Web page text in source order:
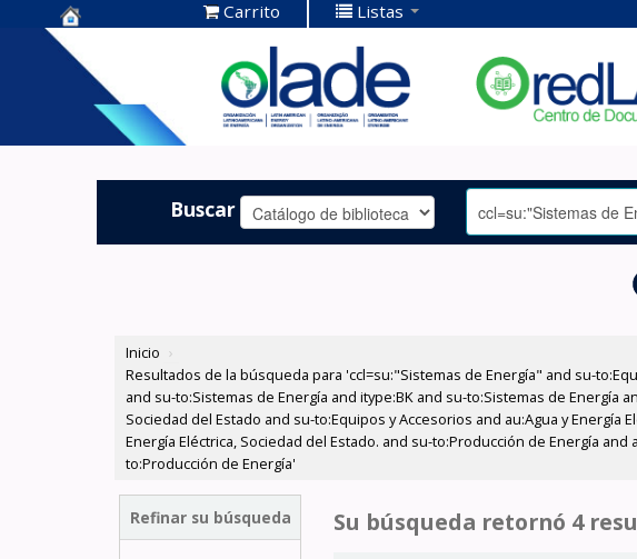
Centro de
Documentación
OLADE -
Carrito Listas
Buscar
Inicio ›
Resultados de la búsqueda para 'ccl=su:"Sistemas de Energía" and su-
and su-to:Sistemas de Energía and itype:BK and su-to:Sistemas de Energía
Sociedad del Estado and su-to:Equipos y Accesorios and au:Agua y Energía
Energía Eléctrica, Sociedad del Estado. and su-to:Producción de Energía
to:Producción de Energía'
Refinar su búsqueda Su búsqueda retornó 4